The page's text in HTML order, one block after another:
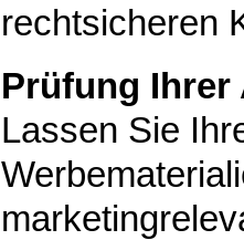
rechtsicheren
Prüfung Ihrer
Lassen Sie